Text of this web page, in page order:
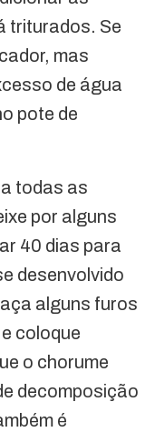
triturados. Se
mas
de água
pote de
todas as
por alguns
40 dias para
desenvolvido
alguns furos
coloque
o chorume
decomposição
é